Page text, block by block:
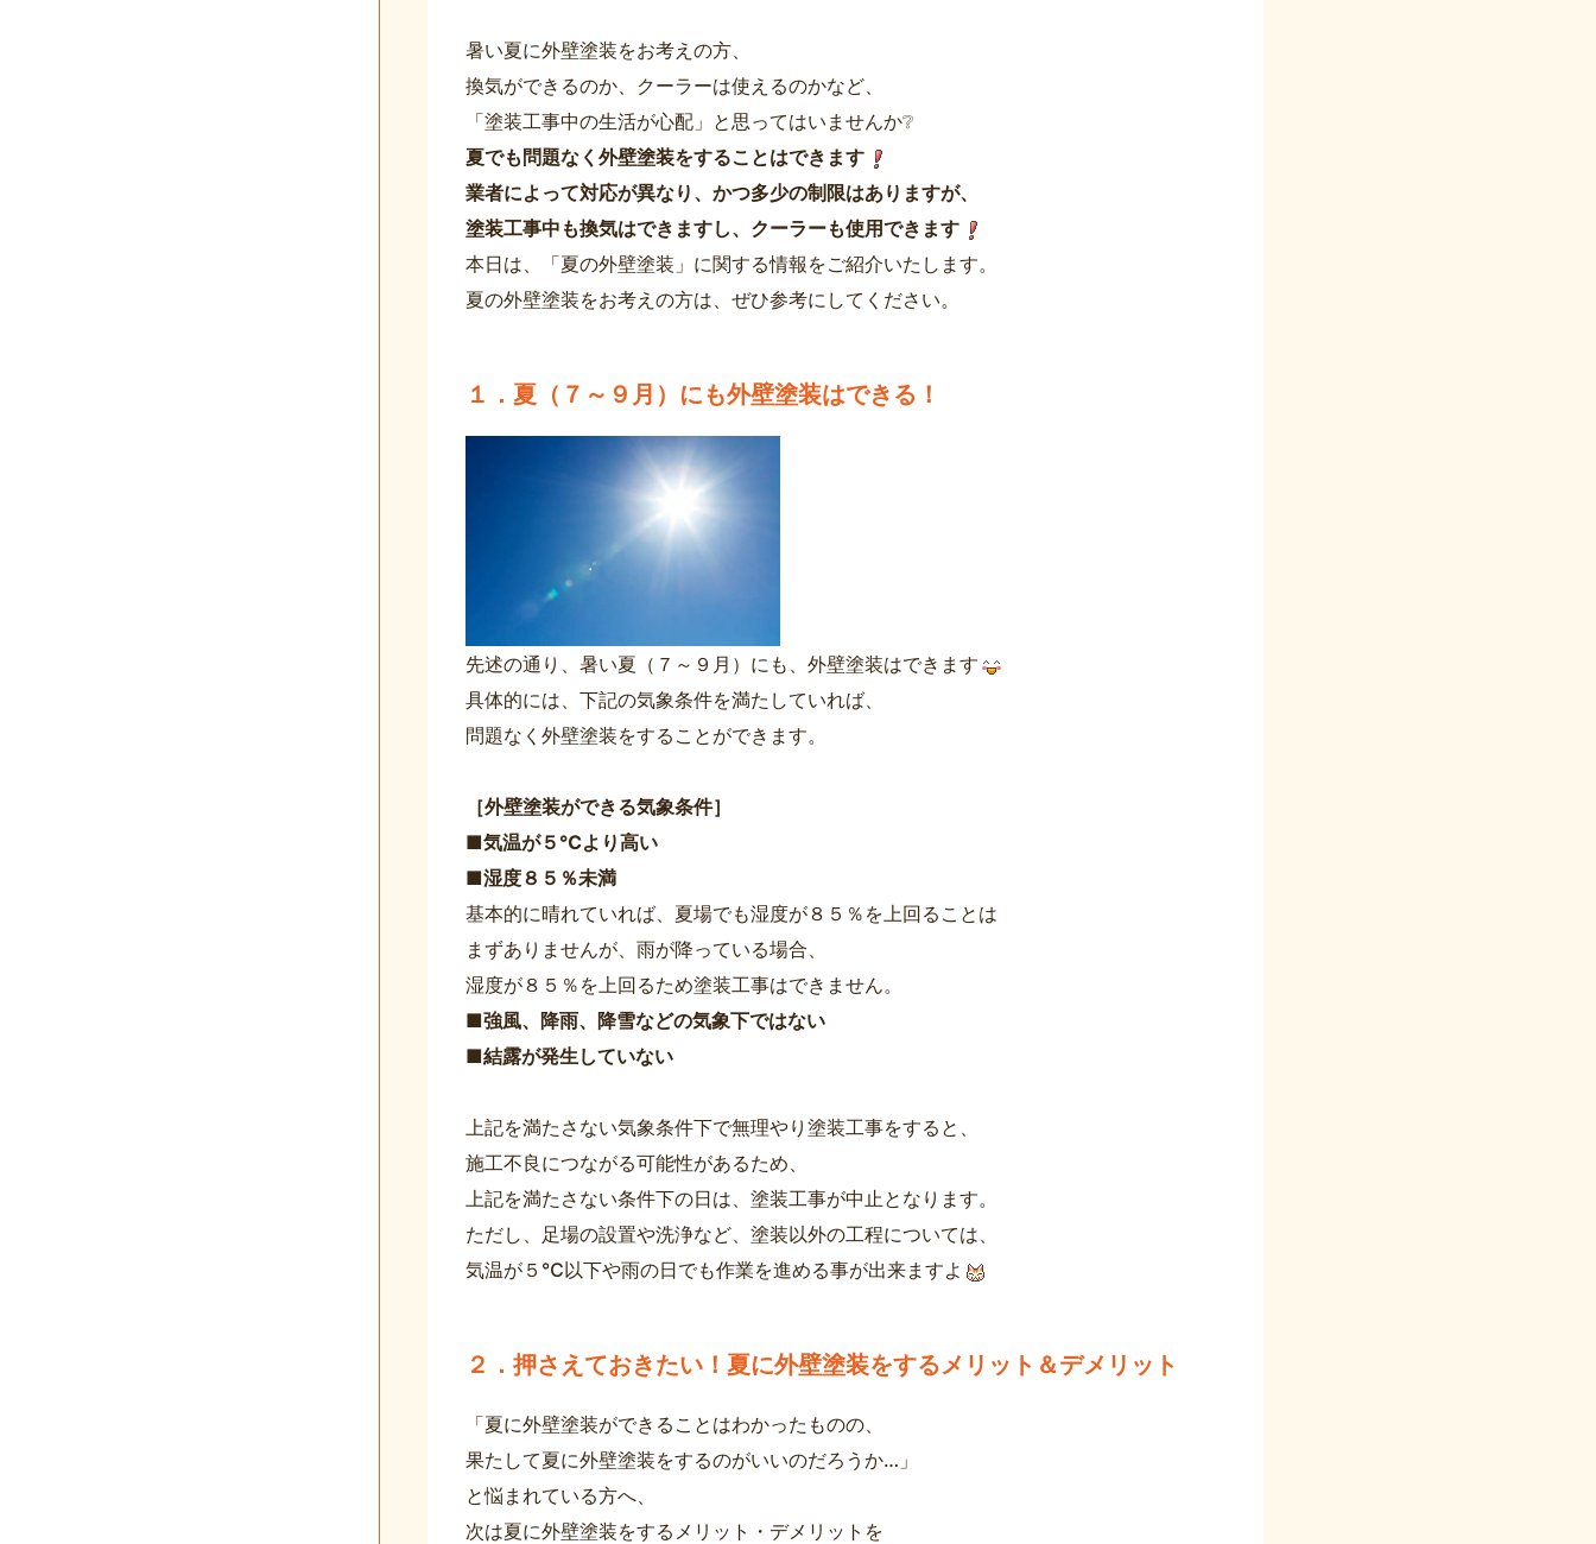
暑い夏に外壁塗装をお考えの方、
換気ができるのか、クーラーは使えるのかなど、
「塗装工事中の生活が心配」と思ってはいませんか❔
夏でも問題なく外壁塗装をすることはできます
業者によって対応が異なり、かつ多少の制限はありますが、
塗装工事中も換気はできますし、クーラーも使用できます
本日は、「夏の外壁塗装」に関する情報をご紹介いたします。
夏の外壁塗装をお考えの方は、ぜひ参考にしてください。
１．夏（７～９月）にも外壁塗装はできる！
先述の通り、暑い夏（７～９月）にも、外壁塗装はできます
具体的には、下記の気象条件を満たしていれば、
問題なく外壁塗装をすることができます。
［外壁塗装ができる気象条件］
■気温が５℃より高い
■湿度８５％未満
基本的に晴れていれば、夏場でも湿度が８５％を上回ることは
まずありませんが、雨が降っている場合、
湿度が８５％を上回るため塗装工事はできません。
■強風、降雨、降雪などの気象下ではない
■結露が発生していない
上記を満たさない気象条件下で無理やり塗装工事をすると、
施工不良につながる可能性があるため、
上記を満たさない条件下の日は、塗装工事が中止となります。
ただし、足場の設置や洗浄など、塗装以外の工程については、
気温が５℃以下や雨の日でも作業を進める事が出来ますよ
２．押さえておきたい！夏に外壁塗装をするメリット＆デメリット
「夏に外壁塗装ができることはわかったものの、
果たして夏に外壁塗装をするのがいいのだろうか…」
と悩まれている方へ、
次は夏に外壁塗装をするメリット・デメリットを